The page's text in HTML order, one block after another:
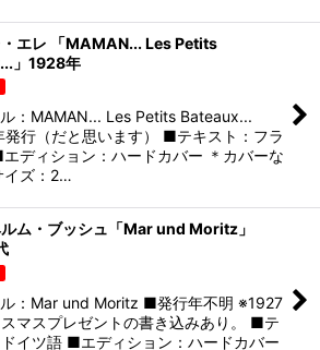
エレ 「MAMAN... Les Petits
」1928年
：MAMAN... Les Petits Bateaux...
行（だと思います） ■テキスト：フラ
ディション：ハードカバー ＊カバーな
イズ：2…
ム・ブッシュ「Mar und Moritz」
：Mar und Moritz ■発行年不明 ※1927
マスプレゼントの書き込みあり。 ■テ
イツ語 ■エディション：ハードカバー